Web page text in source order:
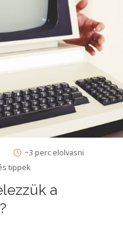
~3 perc elolvasni
tippek
a